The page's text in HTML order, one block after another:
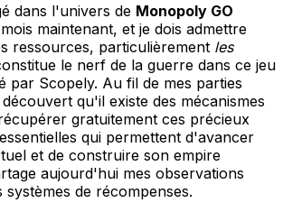
dans l'univers de Monopoly GO
maintenant, et je dois admettre
ressources, particulièrement les
le nerf de la guerre dans ce jeu
par Scopely. Au fil de mes parties
qu'il existe des mécanismes
gratuitement ces précieux
qui permettent d'avancer
et de construire son empire
aujourd'hui mes observations
systèmes de récompenses.